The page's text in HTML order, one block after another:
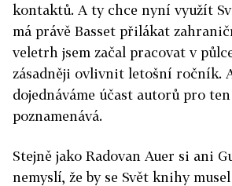
kontaktů. A ty chce nyní využít
má právě Basset přilákat
veletrh jsem začal pracovat v
zásadněji ovlivnit letošní ročník.
dojednáváme účast autorů pro
poznamenává.
Stejně jako Radovan Auer si ani
nemyslí, že by se Svět knihy